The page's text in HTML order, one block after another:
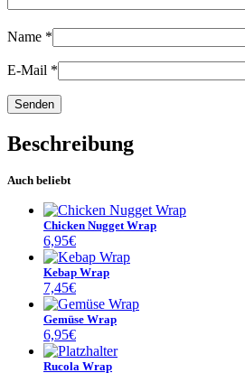
Name *
E-Mail *
Beschreibung
Auch beliebt
Chicken Nugget Wrap
6,95€
Kebap Wrap
7,45€
Gemüse Wrap
6,95€
Rucola Wrap